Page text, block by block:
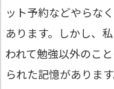
ット予約などやらな
あります。しかし、
われて勉強以外のこ
られた記憶がありま